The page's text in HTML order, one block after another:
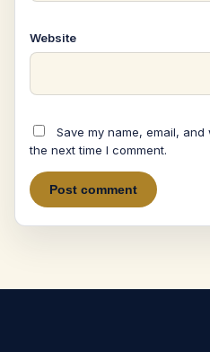
Website
Save my name, email,
the next time I comment.